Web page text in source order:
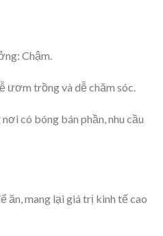
Chậm.
ươm trồng và dễ chăm sóc.
có bóng bán phần, nhu cầu
ăn, mang lại giá trị kinh tế cao